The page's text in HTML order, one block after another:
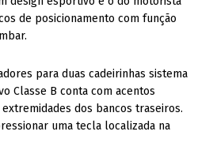
de posicionamento com função
para duas cadeirinhas sistema
Classe B conta com acentos
dos bancos traseiros.
uma tecla localizada na